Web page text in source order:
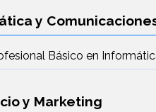
y
Básico en
y Marketing